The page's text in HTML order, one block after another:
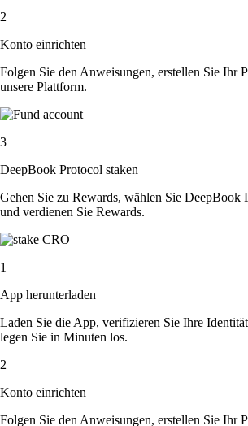
2
Konto einrichten
Folgen Sie den Anweisungen, erstellen Sie Ihr
unsere Plattform.
3
DeepBook Protocol staken
Gehen Sie zu Rewards, wählen Sie DeepBook
und verdienen Sie Rewards.
1
App herunterladen
Laden Sie die App, verifizieren Sie Ihre
legen Sie in Minuten los.
2
Konto einrichten
Folgen Sie den Anweisungen, erstellen Sie Ihr